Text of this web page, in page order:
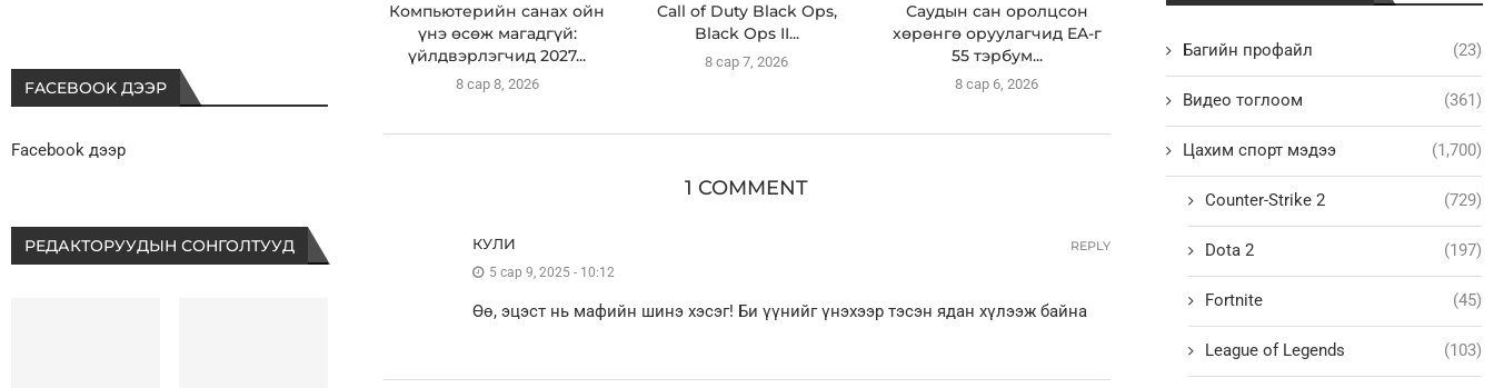
Компьютерийн санах ойн
үнэ өсөж магадгүй:
үйлдвэрлэгчид 2027...
8 сар 8, 2026
Call of Duty Black Ops,
Black Ops II...
8 сар 7, 2026
Саудын сан оролцсон
хөрөнгө оруулагчид EA-г
55 тэрбум...
8 сар 6, 2026
1 COMMENT
КУЛИ
5 сар 9, 2025 - 10:12
Өө, эцэст нь мафийн шинэ хэсэг! Би үүнийг үнэхээр тэсэн ядан хүлээж байна
REPLY
Багийн профайл (23)
Видео тоглоом (361)
Цахим спорт мэдээ (1,700)
Counter-Strike 2 (729)
Dota 2 (197)
Fortnite (45)
League of Legends (103)
FACEBOOK ДЭЭР
Facebook дээр
РЕДАКТОРУУДЫН СОНГОЛТУУД